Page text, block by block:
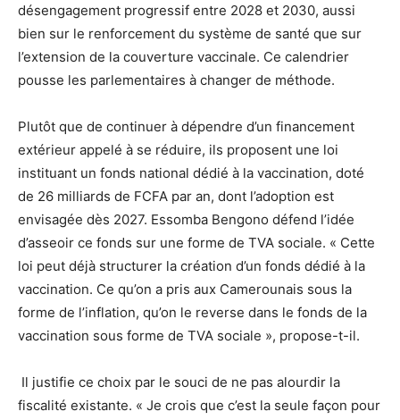
désengagement progressif entre 2028 et 2030, aussi
bien sur le renforcement du système de santé que sur
l’extension de la couverture vaccinale. Ce calendrier
pousse les parlementaires à changer de méthode.
Plutôt que de continuer à dépendre d’un financement
extérieur appelé à se réduire, ils proposent une loi
instituant un fonds national dédié à la vaccination, doté
de 26 milliards de FCFA par an, dont l’adoption est
envisagée dès 2027. Essomba Bengono défend l’idée
d’asseoir ce fonds sur une forme de TVA sociale. « Cette
loi peut déjà structurer la création d’un fonds dédié à la
vaccination. Ce qu’on a pris aux Camerounais sous la
forme de l’inflation, qu’on le reverse dans le fonds de la
vaccination sous forme de TVA sociale », propose-t-il.
Il justifie ce choix par le souci de ne pas alourdir la
fiscalité existante. « Je crois que c’est la seule façon pour